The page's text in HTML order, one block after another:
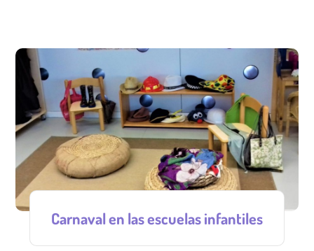
Carnaval en las escuelas infantiles